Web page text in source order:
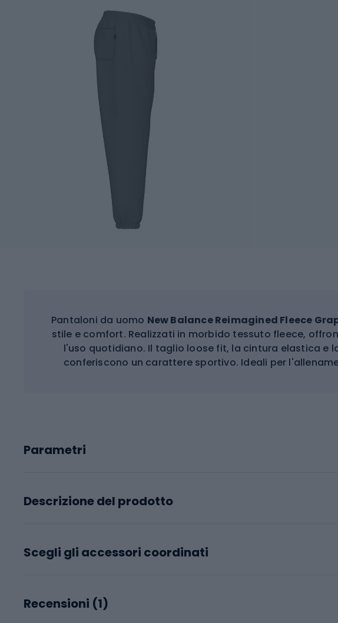
Pantaloni da uomo New Balance Reimagined Fleece
stile e comfort. Realizzati in morbido tessuto fleece,
l'uso quotidiano. Il taglio loose fit, la cintura elastica e
conferiscono un carattere sportivo. Ideali per
Parametri
Descrizione del prodotto
Scegli gli accessori coordinati
Recensioni (1)